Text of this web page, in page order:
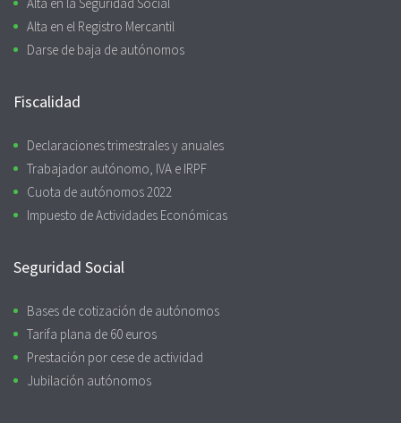
Alta en el Registro Mercantil
Darse de baja de autónomos
Fiscalidad
Declaraciones trimestrales y anuales
Trabajador autónomo, IVA e IRPF
Cuota de autónomos 2022
Impuesto de Actividades Económicas
Seguridad Social
Bases de cotización de autónomos
Tarifa plana de 60 euros
Prestación por cese de actividad
Jubilación autónomos